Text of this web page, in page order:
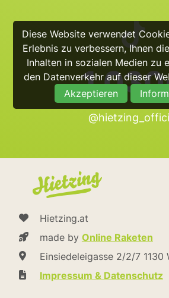
Diese Website verwendet
Erlebnis zu verbessern, Ihnen
Inhalten in sozialen Medien zu
den Datenverkehr auf dieser
Akzeptieren
Hietzing.at
made by Online Raketen
Einsiedeleigasse 2/2/7 1130
Impressum & Datenschutz